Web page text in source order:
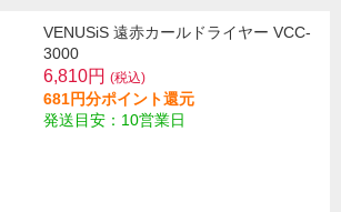
VENUSiS 遠赤カールドライヤー VCC-
3000
6,810円 (税込)
681円分ポイント還元
発送目安：10営業日